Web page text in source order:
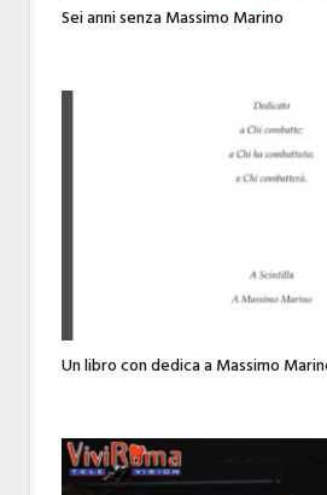
Sei anni senza Massimo Marino
Un libro con dedica a Massimo